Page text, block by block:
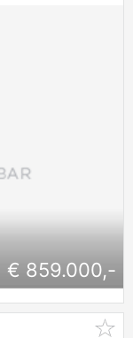
€ 859.000,-